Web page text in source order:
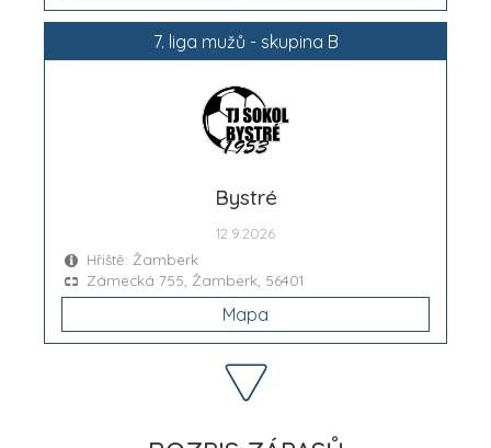
7. liga mužů - skupina B
Bystré
12.9.2026
Hřiště: Žamberk
Zámecká 755, Žamberk, 56401
Mapa